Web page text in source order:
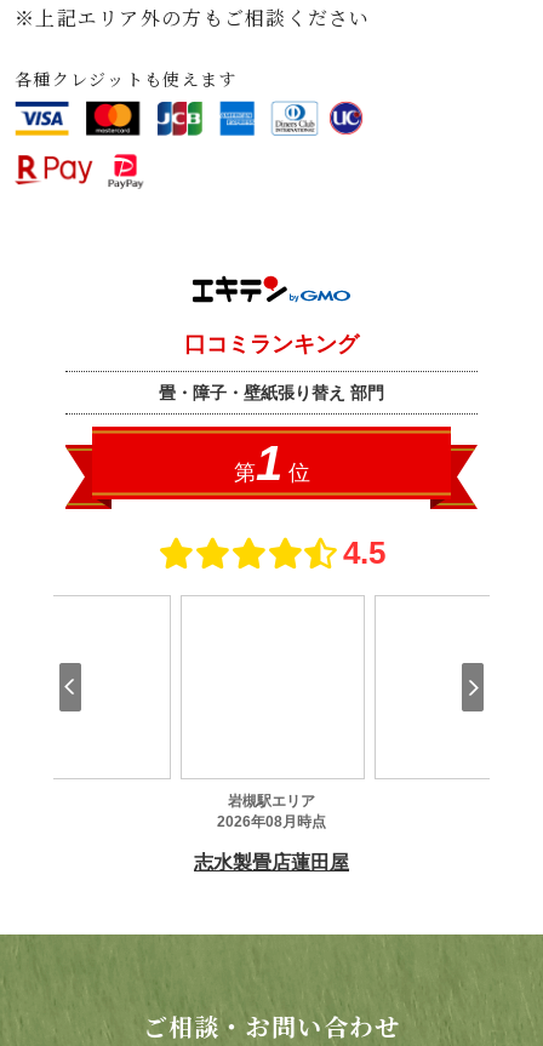
※上記エリア外の方もご相談ください
各種クレジットも使えます
ご相談・お問い合わせ